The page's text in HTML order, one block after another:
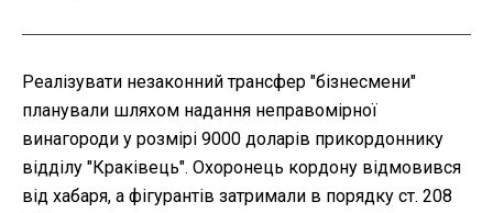
Реалізувати незаконний трансфер "бізнесмени"
планували шляхом надання неправомірної
винагороди у розмірі 9000 доларів прикордоннику
відділу "Краківець". Охоронець кордону відмовився
від хабаря, а фігурантів затримали в порядку ст. 208